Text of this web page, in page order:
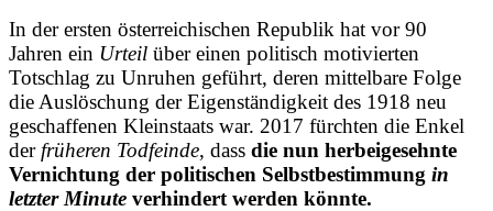
In der ersten österreichischen Republik hat vor 90
Jahren ein Urteil über einen politisch motivierten
Totschlag zu Unruhen geführt, deren mittelbare Folge
die Auslöschung der Eigenständigkeit des 1918 neu
geschaffenen Kleinstaats war. 2017 fürchten die Enkel
der früheren Todfeinde, dass die nun herbeigesehnte
Vernichtung der politischen Selbstbestimmung in
letzter Minute verhindert werden könnte.